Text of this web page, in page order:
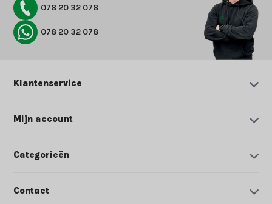
078 20 32 078
078 20 32 078
Klantenservice
Mijn account
Categorieën
Contact